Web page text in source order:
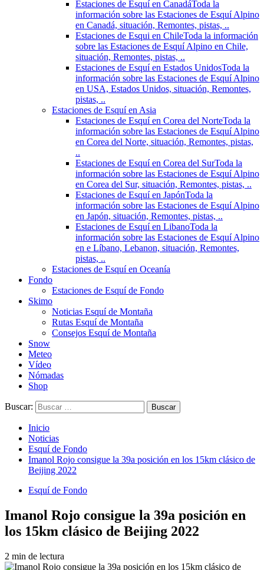
Estaciones de Esquí en CanadáToda la
información sobre las Estaciones de Esquí Alpino
en Canadá, situación, Remontes, pistas, ..
Estaciones de Esqui en ChileToda la información
sobre las Estaciones de Esquí Alpino en Chile,
situación, Remontes, pistas, ..
Estaciones de Esquí en Estados UnidosToda la
información sobre las Estaciones de Esquí Alpino
en USA, Estados Unidos, situación, Remontes,
pistas, ..
Estaciones de Esquí en Asia
Estaciones de Esquí en Corea del NorteToda la
información sobre las Estaciones de Esquí Alpino
en Corea del Norte, situación, Remontes, pistas,
..
Estaciones de Esquí en Corea del SurToda la
información sobre las Estaciones de Esquí Alpino
en Corea del Sur, situación, Remontes, pistas, ..
Estaciones de Esquí en JapónToda la
información sobre las Estaciones de Esquí Alpino
en Japón, situación, Remontes, pistas, ..
Estaciones de Esquí en LibanoToda la
información sobre las Estaciones de Esquí Alpino
en e Líbano, Lebanon, situación, Remontes,
pistas, ..
Estaciones de Esquí en Oceanía
Fondo
Estaciones de Esquí de Fondo
Skimo
Noticias Esquí de Montaña
Rutas Esquí de Montaña
Consejos Esquí de Montaña
Snow
Meteo
Vídeo
Nómadas
Shop
Buscar:
Inicio
Noticias
Esquí de Fondo
Imanol Rojo consigue la 39a posición en los 15km clásico de
Beijing 2022
Esquí de Fondo
Imanol Rojo consigue la 39a posición en
los 15km clásico de Beijing 2022
2 min de lectura